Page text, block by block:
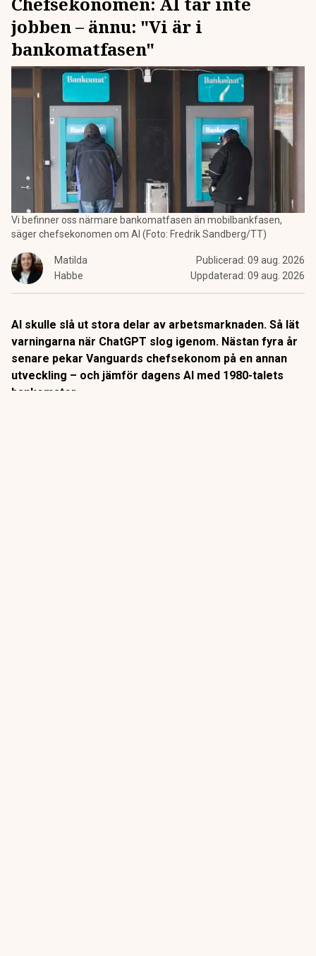
jobben – ännu: "Vi är i
bankomatfasen"
Vi befinner oss närmare bankomatfasen än mobilbankfasen,
säger chefsekonomen om AI (Foto: Fredrik Sandberg/TT)
Matilda
Habbe
Publicerad: 09 aug. 2026
Uppdaterad: 09 aug. 2026
AI skulle slå ut stora delar av arbetsmarknaden. Så lät
varningarna när ChatGPT slog igenom. Nästan fyra år
senare pekar Vanguards chefsekonom på en annan
utveckling – och jämför dagens AI med 1980-talets
bankomater.